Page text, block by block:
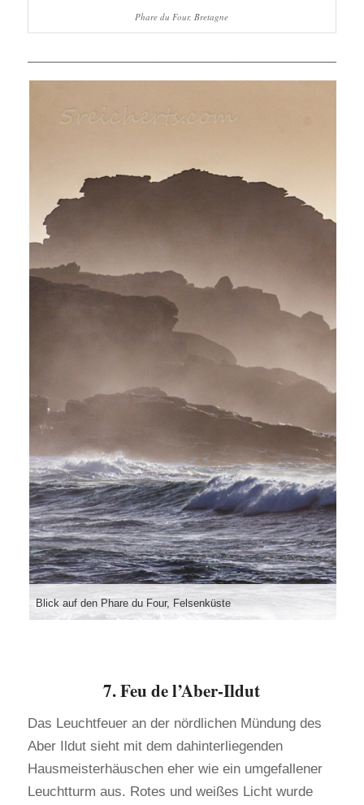
Phare du Four, Bretagne
Blick auf den Phare du Four, Felsenküste
7. Feu de l’Aber-Ildut
Das Leuchtfeuer an der nördlichen Mündung des
Aber Ildut sieht mit dem dahinterliegenden
Hausmeisterhäuschen eher wie ein umgefallener
Leuchtturm aus. Rotes und weißes Licht wurde